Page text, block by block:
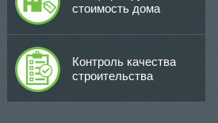
стоимость дома
Контроль качества
строительства